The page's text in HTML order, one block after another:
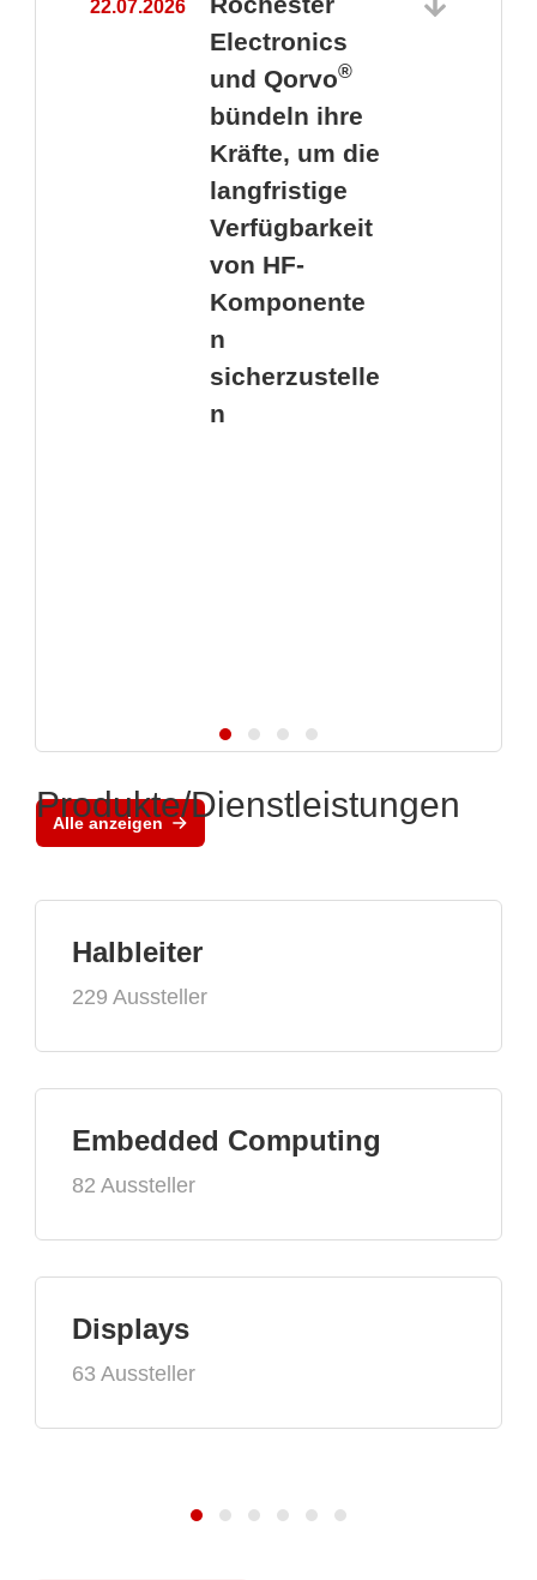
22.07.2026
Electronics
und Qorvo®
bündeln ihre
Kräfte, um die
langfristige
Verfügbarkeit
von HF-
Komponente
n
sicherzustelle
n
Alle anzeigen
Produkte/Dienstleistungen
Halbleiter
229 Aussteller
Embedded Computing
82 Aussteller
Displays
63 Aussteller